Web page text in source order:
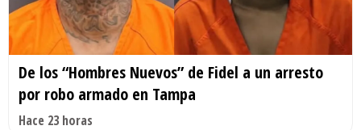
De los “Hombres Nuevos” de Fidel a un arresto
por robo armado en Tampa
Hace 23 horas